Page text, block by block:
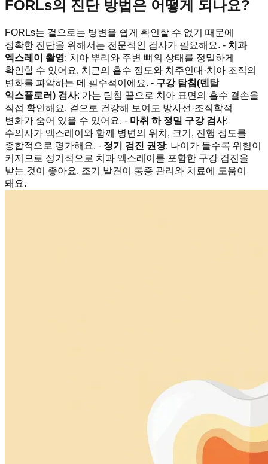
FORLs의 진단 방법은 어떻게 되나요?
FORLs는 겉으로는 병변을 쉽게 확인할 수 없기 때문에
정확한 진단을 위해서는 전문적인 검사가 필요해요. - 치과
엑스레이 촬영: 치아 뿌리와 주변 뼈의 상태를 정밀하게
확인할 수 있어요. 치근의 흡수 정도와 치주인대·치아 조직의
변화를 파악하는 데 필수적이에요. - 구강 탐침(덴탈
익스플로러) 검사: 가는 탐침 끝으로 치아 표면의 흡수 결손을
직접 확인해요. 겉으로 건강해 보여도 방사선·조직학적
변화가 숨어 있을 수 있어요. - 마취 하 정밀 구강 검사:
수의사가 엑스레이와 함께 병변의 위치, 크기, 진행 정도를
종합적으로 평가해요. - 정기 검진 권장: 나이가 들수록 위험이
커지므로 정기적으로 치과 엑스레이를 포함한 구강 검진을
받는 것이 좋아요. 조기 발견이 통증 관리와 치료에 도움이
돼요.